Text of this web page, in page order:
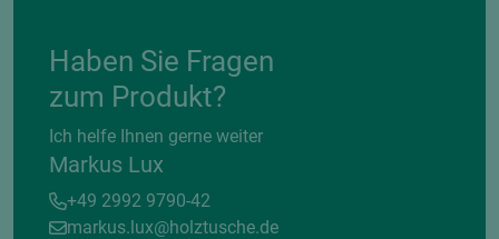
Haben Sie Fragen
zum Produkt?
Ich helfe Ihnen gerne weiter
Markus Lux
+49 2992 9790-42
markus.lux@holztusche.de